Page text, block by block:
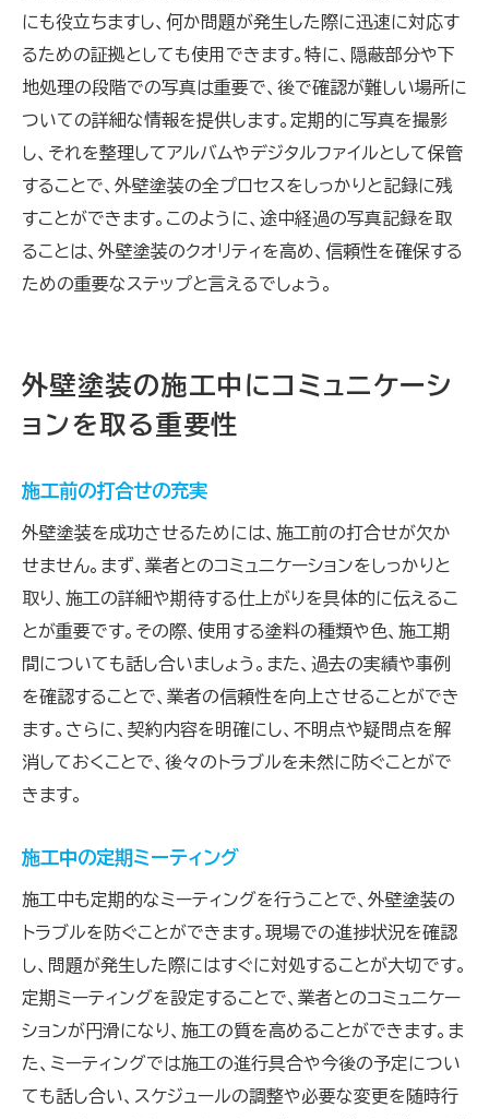
にも役立ちますし、何か問題が発生した際に迅速に対応す
るための証拠としても使用できます。特に、隠蔽部分や下
地処理の段階での写真は重要で、後で確認が難しい場所に
ついての詳細な情報を提供します。定期的に写真を撮影
し、それを整理してアルバムやデジタルファイルとして保管
することで、外壁塗装の全プロセスをしっかりと記録に残
すことができます。このように、途中経過の写真記録を取
ることは、外壁塗装のクオリティを高め、信頼性を確保する
ための重要なステップと言えるでしょう。
外壁塗装の施工中にコミュニケーシ
ョンを取る重要性
施工前の打合せの充実
外壁塗装を成功させるためには、施工前の打合せが欠か
せません。まず、業者とのコミュニケーションをしっかりと
取り、施工の詳細や期待する仕上がりを具体的に伝えるこ
とが重要です。その際、使用する塗料の種類や色、施工期
間についても話し合いましょう。また、過去の実績や事例
を確認することで、業者の信頼性を向上させることができ
ます。さらに、契約内容を明確にし、不明点や疑問点を解
消しておくことで、後々のトラブルを未然に防ぐことがで
きます。
施工中の定期ミーティング
施工中も定期的なミーティングを行うことで、外壁塗装の
トラブルを防ぐことができます。現場での進捗状況を確認
し、問題が発生した際にはすぐに対処することが大切です。
定期ミーティングを設定することで、業者とのコミュニケー
ションが円滑になり、施工の質を高めることができます。ま
た、ミーティングでは施工の進行具合や今後の予定につい
ても話し合い、スケジュールの調整や必要な変更を随時行